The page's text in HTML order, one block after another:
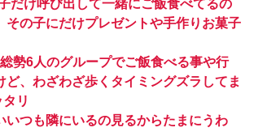
だけ呼び出して一緒にご飯食べてるの
その子にだけプレゼントや手作りお菓子
勢6人のグループでご飯食べる事や行
ど、わざわざ歩くタイミングズラしてま
リ
いつも隣にいるの見るからたまにうわ